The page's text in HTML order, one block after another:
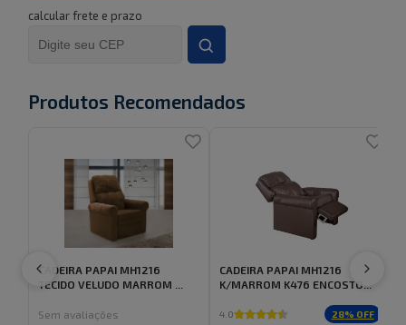
calcular frete e prazo
Produtos Recomendados
CADEIRA PAPAI MH1216
TECIDO VELUDO MARROM ...
Sem avaliações
CADEIRA PAPAI MH1216
K/MARROM K476 ENCOSTO...
4.0 28% OFF